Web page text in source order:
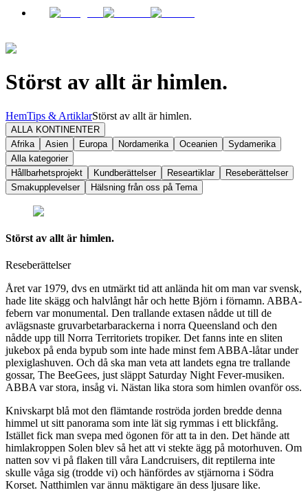
Störst av allt är himlen.
HemTips & ArtiklarStörst av allt är himlen.
ALLA KONTINENTER
Afrika
Asien Europa Nordamerika Oceanien
Sydamerika
Alla kategorier
Hållbarhetsprojekt
Kundberättelser Researtiklar
Reseberättelser
Smakupplevelser
Hälsning från oss på Tema
Störst av allt är himlen.
Reseberättelser
Året var 1979, dvs en utmärkt tid att anlända hit om man var svensk,
hade lite skägg och halvlångt hår och hette Björn i förnamn. ABBA-
febern var monumental. Den trallande extasen nådde ut till de
avlägsnaste gruvarbetarbarackerna i norra Queensland och den
nådde upp till Norra Territoriets tropiker. Det fanns inte en sliten
jukebox på enda bypub som inte hade minst fem ABBA-låtar under
plexiglashuven. Och då ska man veta att landets egna tre trallande
gossar, The BeeGees, just släppt Saturday Night Fever-musiken.
ABBA var stora, insåg vi. Nästan lika stora som himlen ovanför oss.
Knivskarpt blå mot den flämtande roströda jorden bredde denna
himmel ut sitt panorama som inte lät sig rymmas i ett blickfång.
Istället fick man svepa med ögonen för att ta in den. Det hände att
himlakroppen Solen blev så het att vi stekte ägg på motorhuven. Om
natten sov vi på flaken till våra Landcruisers, dit reptilerna inte
skulle våga sig (trodde vi) och hänfördes av stjärnorna i Södra
Korset. Natthimlen var ännu mäktigare än dess ljusare like.